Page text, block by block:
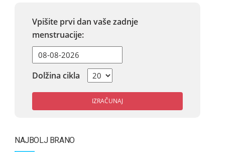
Vpišite prvi dan vaše zadnje
menstruacije:
Dolžina cikla
IZRAČUNAJ
NAJBOLJ BRANO